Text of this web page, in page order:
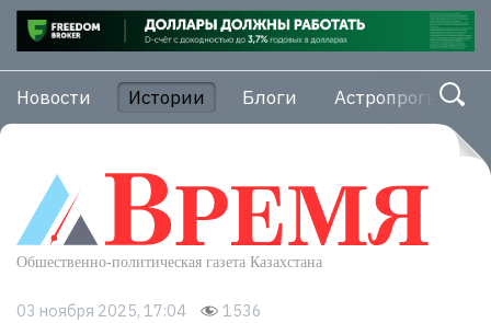
Новости Истории Блоги Астропрогноз
03 ноября 2025, 17:04 1536